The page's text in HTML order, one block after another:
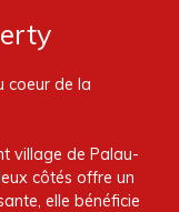
coeur de la
village de Palau-
côtés offre un
elle bénéficie